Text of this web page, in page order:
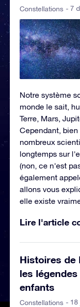
Constellations - 7
Notre système
monde le sait,
Terre, Mars,
Cependant,
nombreux
longtemps sur
(non, ce n'est
également
allons vous
elle existe
Lire l'article
Histoires de
les
enfants
Constellations - 18